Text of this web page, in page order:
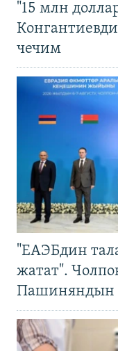
"15 млн
чечим
"ЕАЭБдин
жатат".
Пашиняндын